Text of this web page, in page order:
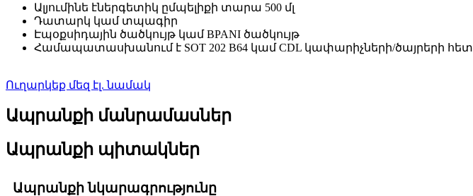
Ալյումինե էներգետիկ ըմպելիքի տարա 500 մլ
Դատարկ կամ տպագիր
Էպօքսիդային ծածկույթ կամ BPANI ծածկույթ
Համապատասխանում է SOT 202 B64 կամ CDL կափարիչների/ծայրերի հետ
Ուղարկեք մեզ էլ. նամակ
Ապրանքի մանրամասներ
Ապրանքի պիտակներ
Ապրանքի նկարագրությունը